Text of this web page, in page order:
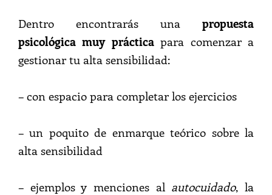
Dentro encontrarás una propuesta
psicológica muy prácticapara comenzar a
gestionar tu alta sensibilidad:
– con espacio para completar los ejercicios
– un poquito de enmarque teórico sobre la
alta sensibilidad
– ejemplos y menciones al autocuidado, la